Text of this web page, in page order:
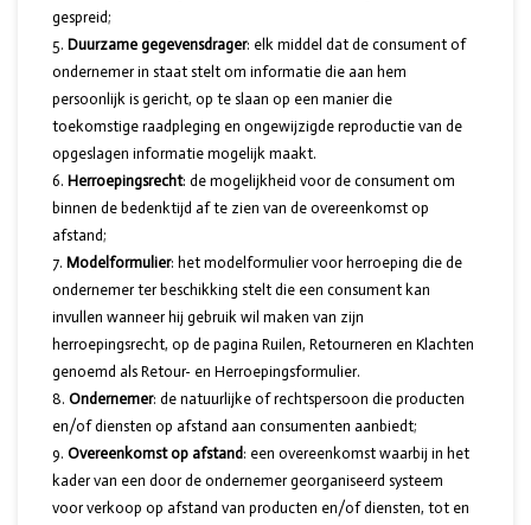
gespreid;
Duurzame gegevensdrager: elk middel dat de consument of
ondernemer in staat stelt om informatie die aan hem
persoonlijk is gericht, op te slaan op een manier die
toekomstige raadpleging en ongewijzigde reproductie van de
opgeslagen informatie mogelijk maakt.
Herroepingsrecht: de mogelijkheid voor de consument om
binnen de bedenktijd af te zien van de overeenkomst op
afstand;
Modelformulier: het modelformulier voor herroeping die de
ondernemer ter beschikking stelt die een consument kan
invullen wanneer hij gebruik wil maken van zijn
herroepingsrecht, op de pagina Ruilen, Retourneren en Klachten
genoemd als Retour- en Herroepingsformulier.
Ondernemer: de natuurlijke of rechtspersoon die producten
en/of diensten op afstand aan consumenten aanbiedt;
Overeenkomst op afstand : een overeenkomst waarbij in het
kader van een door de ondernemer georganiseerd systeem
voor verkoop op afstand van producten en/of diensten, tot en